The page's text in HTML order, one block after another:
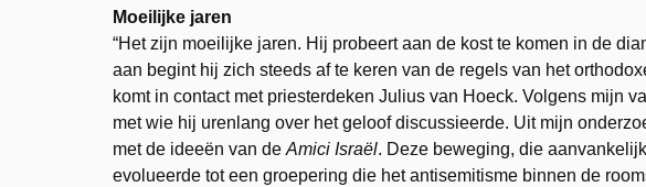
Moeilijke jaren
“Het zijn moeilijke jaren. Hij probeert aan de kost te komen in de
aan begint hij zich steeds af te keren van de regels van het
komt in contact met priesterdeken Julius van Hoeck. Volgens mijn
met wie hij urenlang over het geloof discussieerde. Uit mijn
met de ideeën van de Amici Israël. Deze beweging, die
evolueerde tot een groepering die het antisemitisme binnen de